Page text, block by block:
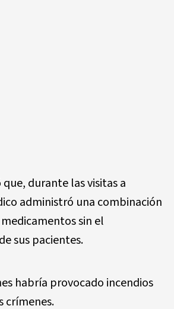
durante las visitas a
administró una combinación
sin el
sus pacientes.
habría provocado incendios
crímenes.